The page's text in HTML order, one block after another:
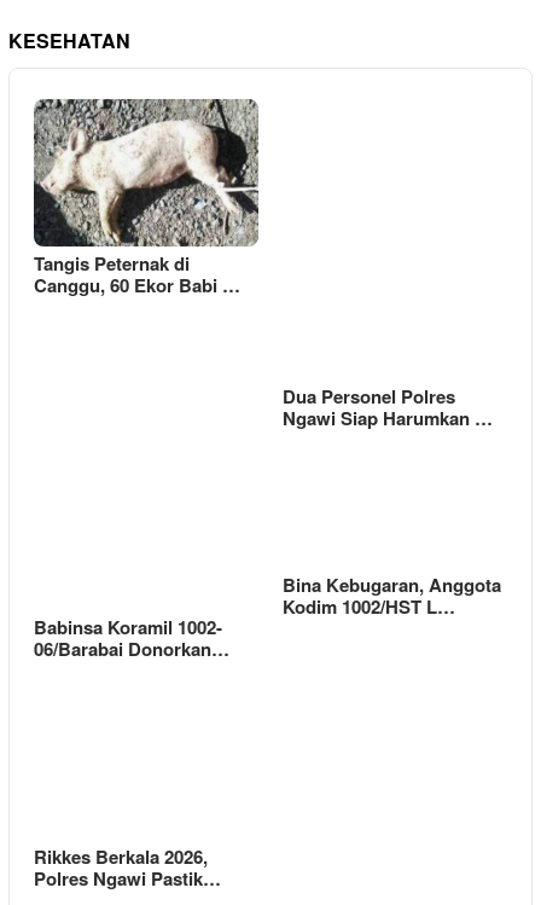
KESEHATAN
Tangis Peternak di
Canggu, 60 Ekor Babi …
Dua Personel Polres
Ngawi Siap Harumkan …
Babinsa Koramil 1002-
06/Barabai Donorkan…
Bina Kebugaran, Anggota
Kodim 1002/HST L…
Rikkes Berkala 2026,
Polres Ngawi Pastik…